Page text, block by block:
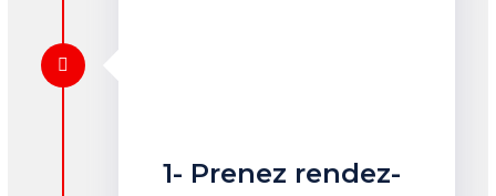
1- Prenez rendez-